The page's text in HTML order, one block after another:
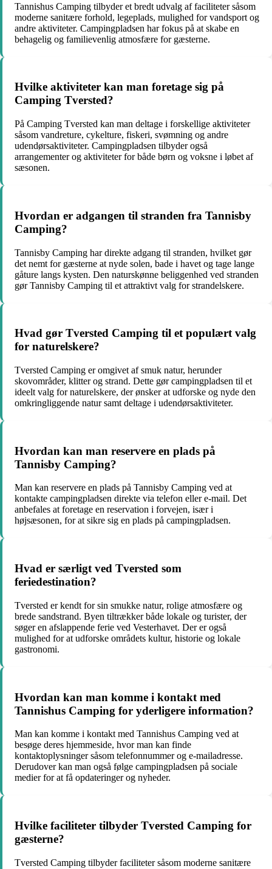
Tannishus Camping tilbyder et bredt udvalg af faciliteter såsom
moderne sanitære forhold, legeplads, mulighed for vandsport og
andre aktiviteter. Campingpladsen har fokus på at skabe en
behagelig og familievenlig atmosfære for gæsterne.
Hvilke aktiviteter kan man foretage sig på
Camping Tversted?
På Camping Tversted kan man deltage i forskellige aktiviteter
såsom vandreture, cykelture, fiskeri, svømning og andre
udendørsaktiviteter. Campingpladsen tilbyder også
arrangementer og aktiviteter for både børn og voksne i løbet af
sæsonen.
Hvordan er adgangen til stranden fra Tannisby
Camping?
Tannisby Camping har direkte adgang til stranden, hvilket gør
det nemt for gæsterne at nyde solen, bade i havet og tage lange
gåture langs kysten. Den naturskønne beliggenhed ved stranden
gør Tannisby Camping til et attraktivt valg for strandelskere.
Hvad gør Tversted Camping til et populært valg
for naturelskere?
Tversted Camping er omgivet af smuk natur, herunder
skovområder, klitter og strand. Dette gør campingpladsen til et
ideelt valg for naturelskere, der ønsker at udforske og nyde den
omkringliggende natur samt deltage i udendørsaktiviteter.
Hvordan kan man reservere en plads på
Tannisby Camping?
Man kan reservere en plads på Tannisby Camping ved at
kontakte campingpladsen direkte via telefon eller e-mail. Det
anbefales at foretage en reservation i forvejen, især i
højsæsonen, for at sikre sig en plads på campingpladsen.
Hvad er særligt ved Tversted som
feriedestination?
Tversted er kendt for sin smukke natur, rolige atmosfære og
brede sandstrand. Byen tiltrækker både lokale og turister, der
søger en afslappende ferie ved Vesterhavet. Der er også
mulighed for at udforske områdets kultur, historie og lokale
gastronomi.
Hvordan kan man komme i kontakt med
Tannishus Camping for yderligere information?
Man kan komme i kontakt med Tannishus Camping ved at
besøge deres hjemmeside, hvor man kan finde
kontaktoplysninger såsom telefonnummer og e-mailadresse.
Derudover kan man også følge campingpladsen på sociale
medier for at få opdateringer og nyheder.
Hvilke faciliteter tilbyder Tversted Camping for
gæsterne?
Tversted Camping tilbyder faciliteter såsom moderne sanitære